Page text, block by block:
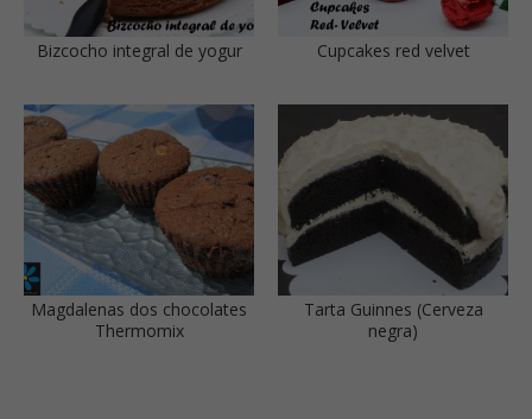
Bizcocho integral de yogur Cupcakes red velvet
Magdalenas dos chocolates
Thermomix
Tarta Guinnes (Cerveza
negra)